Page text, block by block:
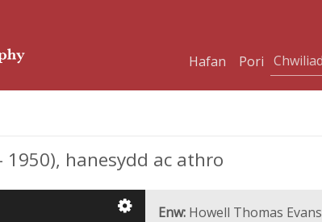
Hafan
Pori
1950), hanesydd ac athro
Enw: Howell Thomas Evans